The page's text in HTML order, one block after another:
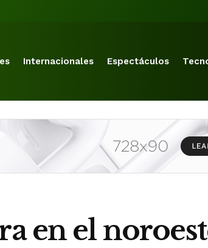
Internacionales Espectáculos
en el